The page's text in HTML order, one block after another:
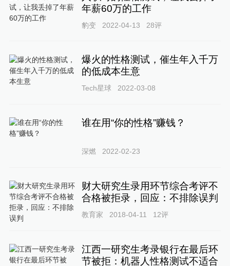
年薪60万的工作
豹变 2022-04-13 28评
爆火的性格测试，催生年入千万
的低成本生意
Tech星球 2022-03-08
谁在用“你的性格”赚钱？
深燃 2022-02-23
财大研究生录用环节综合考评不
合格被拒录，回应：不排除误判
教育家 2018-04-11 12评
江西一研究生考录银行在最后环
节被拒：机器人性格测试不适合